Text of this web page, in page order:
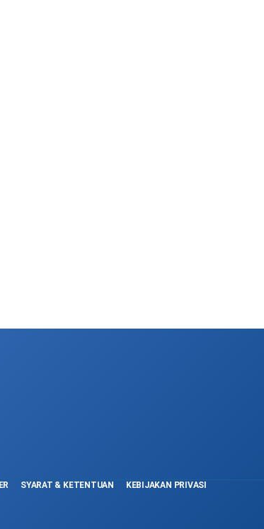
SYARAT & KETENTUAN KEBIJAKAN PRIVASI